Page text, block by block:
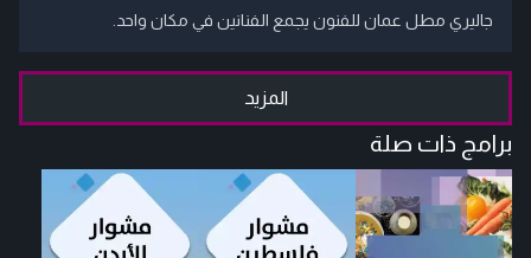
جاليري مطل عمان للفنون يجمع الفنانين في مكان واحد.
المزيد
برامج ذات صلة